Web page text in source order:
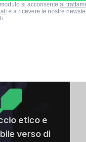
etico e
verso di
si acconsente al
e a ricevere le nostre